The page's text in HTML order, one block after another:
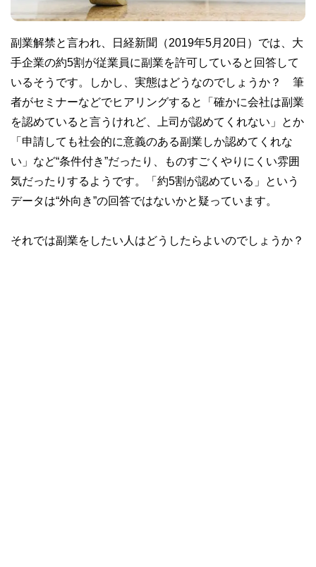
副業解禁と言われ、日経新聞（2019年5月20日）では、大
手企業の約5割が従業員に副業を許可していると回答して
いるそうです。しかし、実態はどうなのでしょうか？ 筆
者がセミナーなどでヒアリングすると「確かに会社は副業
を認めていると言うけれど、上司が認めてくれない」とか
「申請しても社会的に意義のある副業しか認めてくれな
い」など“条件付き”だったり、ものすごくやりにくい雰囲
気だったりするようです。「約5割が認めている」という
データは“外向き”の回答ではないかと疑っています。
それでは副業をしたい人はどうしたらよいのでしょうか？